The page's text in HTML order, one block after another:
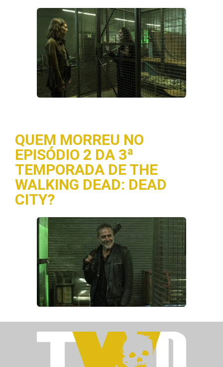
QUEM MORREU NO
EPISÓDIO 2 DA 3ª
TEMPORADA DE THE
WALKING DEAD: DEAD
CITY?